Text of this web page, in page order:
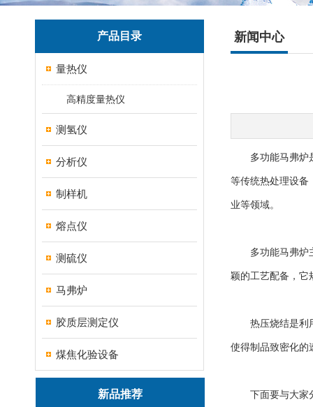
产品目录
量热仪
高精度量热仪
测氢仪
分析仪
制样机
熔点仪
测硫仪
马弗炉
胶质层测定仪
煤焦化验设备
新品推荐
新闻中心
多功能马弗炉
等传统热处理设备
业等领域。
多功能马弗炉主
颖的工艺配备，它
热压烧结是利用
使得制品致密化的
下面要与大家分